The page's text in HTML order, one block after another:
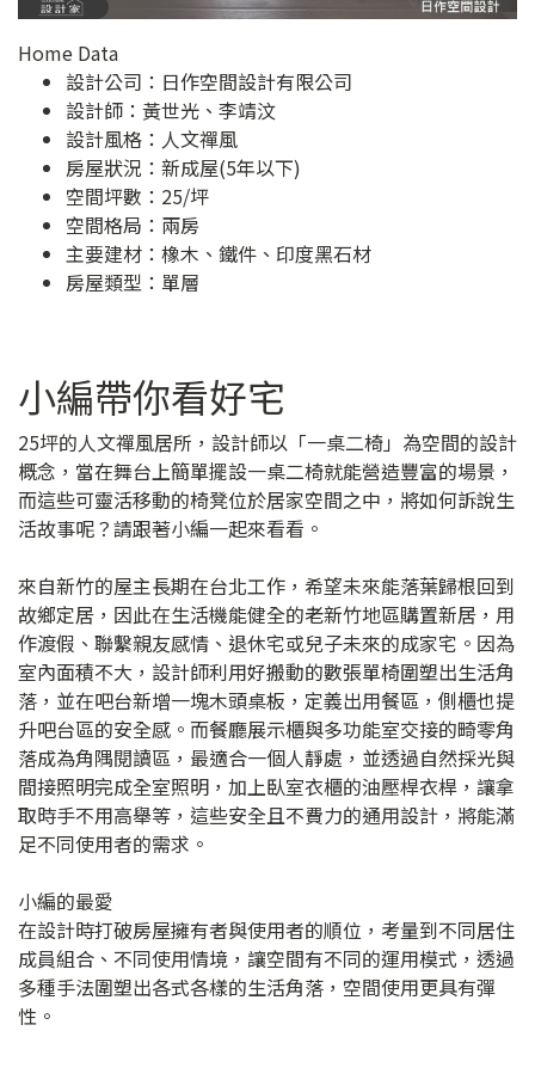
Home Data
設計公司： 日作空間設計有限公司
設計師：黃世光、李靖汶
設計風格：人文禪風
房屋狀況：新成屋(5年以下)
空間坪數：25/坪
空間格局：兩房
主要建材：橡木、鐵件、印度黑石材
房屋類型：單層
小編帶你看好宅
25坪的人文禪風居所，設計師以「一桌二椅」為空間的設計
概念，當在舞台上簡單擺設一桌二椅就能營造豐富的場景，
而這些可靈活移動的椅凳位於居家空間之中，將如何訴說生
活故事呢？請跟著小編一起來看看。
來自新竹的屋主長期在台北工作，希望未來能落葉歸根回到
故鄉定居，因此在生活機能健全的老新竹地區購置新居，用
作渡假、聯繫親友感情、退休宅或兒子未來的成家宅。因為
室內面積不大，設計師利用好搬動的數張單椅圍塑出生活角
落，並在吧台新增一塊木頭桌板，定義出用餐區，側櫃也提
升吧台區的安全感。而餐廳展示櫃與多功能室交接的畸零角
落成為角隅閱讀區，最適合一個人靜處，並透過自然採光與
間接照明完成全室照明，加上臥室衣櫃的油壓桿衣桿，讓拿
取時手不用高舉等，這些安全且不費力的通用設計，將能滿
足不同使用者的需求。
小編的最愛
在設計時打破房屋擁有者與使用者的順位，考量到不同居住
成員組合、不同使用情境，讓空間有不同的運用模式，透過
多種手法圍塑出各式各樣的生活角落，空間使用更具有彈
性。